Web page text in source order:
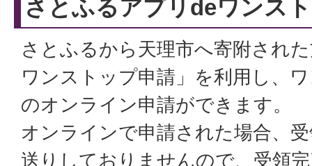
さとふるアプリdeワンス
さとふるから天理市へ寄附され
ワンストップ申請」を利用し、
のオンライン申請ができます。
オンラインで申請された場合、
送りしておりませんので、受領